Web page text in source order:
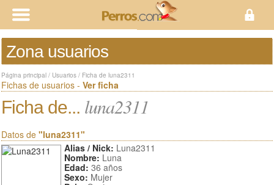
Zona usuarios
Página principal / Usuarios / Ficha de luna2311
Fichas de usuarios - Ver ficha
Ficha de... luna2311
Datos de "luna2311"
Alias / Nick: Luna2311
Nombre: Luna
Edad: 36 años
Sexo: Mujer